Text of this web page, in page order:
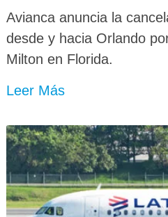
Avianca anuncia la
desde y hacia Orlando
Milton en Florida.
Leer Más